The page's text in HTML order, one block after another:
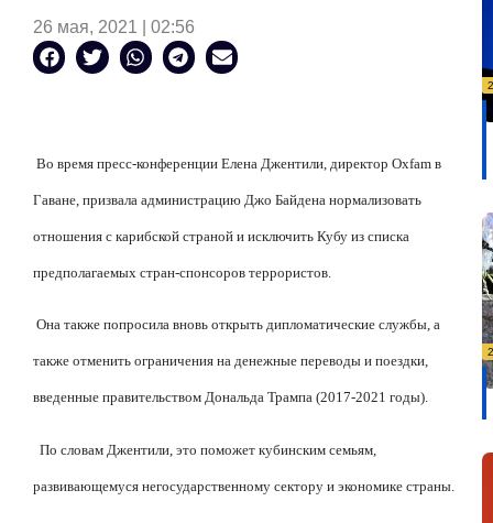
26 мая, 2021 | 02:56
Во время пресс-конференции Елена Джентили, директор Oxfam в
Гаване, призвала администрацию Джо Байдена нормализовать
отношения с карибской страной и исключить Кубу из списка
предполагаемых стран-спонсоров террористов.
Она также попросила вновь открыть дипломатические службы, а
также отменить ограничения на денежные переводы и поездки,
введенные правительством Дональда Трампа (2017-2021 годы).
По словам Джентили, это поможет кубинским семьям,
развивающемуся негосударственному сектору и экономике страны.